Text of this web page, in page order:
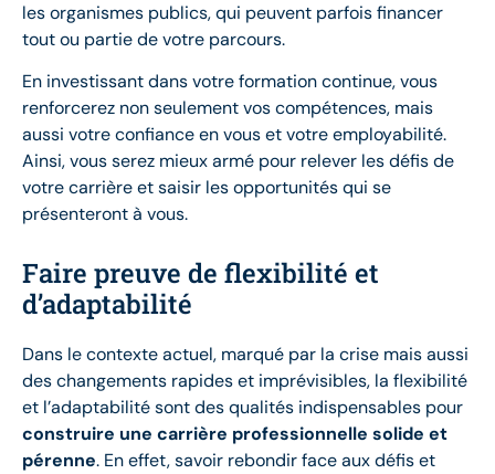
les organismes publics, qui peuvent parfois financer
tout ou partie de votre parcours.
En investissant dans votre formation continue, vous
renforcerez non seulement vos compétences, mais
aussi votre confiance en vous et votre employabilité.
Ainsi, vous serez mieux armé pour relever les défis de
votre carrière et saisir les opportunités qui se
présenteront à vous.
Faire preuve de flexibilité et
d’adaptabilité
Dans le contexte actuel, marqué par la crise mais aussi
des changements rapides et imprévisibles, la flexibilité
et l’adaptabilité sont des qualités indispensables pour
construire une carrière professionnelle solide et
pérenne. En effet, savoir rebondir face aux défis et